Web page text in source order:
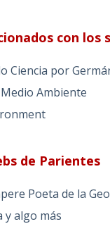
con los
Ciencia por
Ambiente
de Parientes
Poeta de la
y algo más